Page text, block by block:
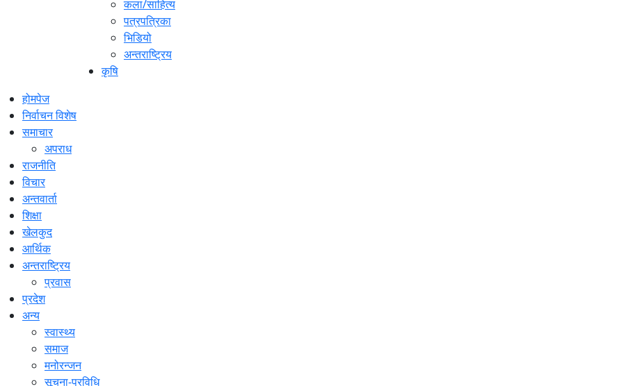
कला/साहित्य
पत्रपत्रिका
भिडियो
अन्तराष्ट्रिय
कृषि
होमपेज
निर्वाचन विशेष
समाचार
अपराध
राजनीति
विचार
अन्तवार्ता
शिक्षा
खेलकुद
आर्थिक
अन्तराष्ट्रिय
प्रवास
प्रदेश
अन्य
स्वास्थ्य
समाज
मनोरन्जन
सूचना-प्रविधि